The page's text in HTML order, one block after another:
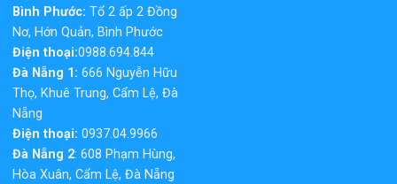
Bình Phước: Tổ 2 ấp 2 Đồng
Nơ, Hớn Quản, Bình Phước
Điện thoại:0988.694.844
Đà Nẵng 1: 666 Nguyễn Hữu
Thọ, Khuê Trung, Cẩm Lệ, Đà
Nẵng
Điện thoại: 0937.04.9966
Đà Nẵng 2: 608 Phạm Hùng,
Hòa Xuân, Cẩm Lệ, Đà Nẵng